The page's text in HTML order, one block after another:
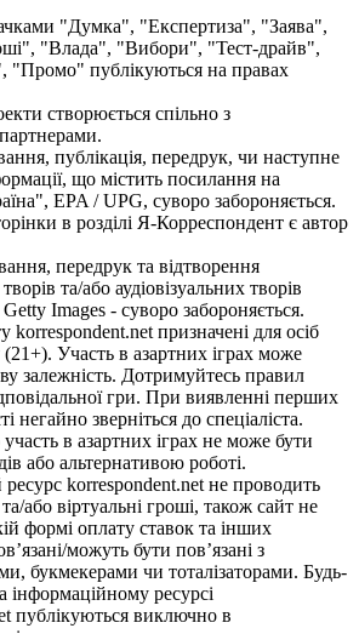
"Думка", "Експертиза", "Заява",
"Влада", "Вибори", "Тест-драйв",
"Промо" публікуються на правах
створюється спільно з
публікація, передрук, чи наступне
що містить посилання на
EPA / UPG, суворо забороняється.
в розділі Я-Корреспондент є автор
передрук та відтворення
та/або аудіовізуальних творів
Images - суворо забороняється.
korrespondent.net призначені для осіб
Участь в азартних іграх може
залежність. Дотримуйтесь правил
гри. При виявленні перших
негайно зверніться до спеціаліста.
в азартних іграх не може бути
або альтернативою роботі.
korrespondent.net не проводить
або віртуальні гроші, також сайт не
формі оплату ставок та інших
можуть бути пов’язані з
букмекерами чи тоталізаторами. Будь-
інформаційному ресурсі
публікуються виключно в